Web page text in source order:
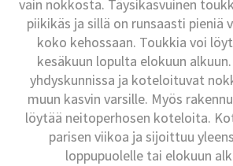
vain nokkosta. Täysikasvuinen
piikikäs ja sillä on runsaasti pieniä
koko kehossaan. Toukkia voi
kesäkuun lopulta elokuun
yhdyskunnissa ja koteloituvat
muun kasvin varsille. Myös
löytää neitoperhosen koteloita.
parisen viikoa ja sijoittuu
loppupuolelle tai elokuun